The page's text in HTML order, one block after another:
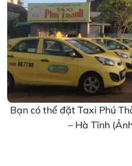
Bạn có thể đặt Taxi Phú
– Hà Tĩnh